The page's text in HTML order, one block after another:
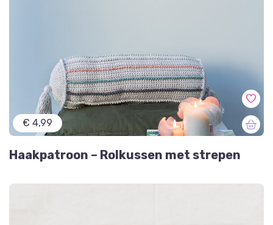
€ 4,99
Haakpatroon – Rolkussen met strepen